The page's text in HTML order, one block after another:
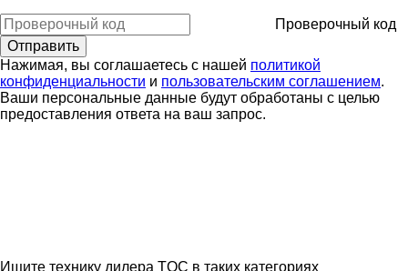
Проверочный код
Нажимая, вы соглашаетесь с нашей политикой
конфиденциальности и пользовательским соглашением.
Ваши персональные данные будут обработаны с целью
предоставления ответа на ваш запрос.
Ищите технику дилера TOC в таких категориях